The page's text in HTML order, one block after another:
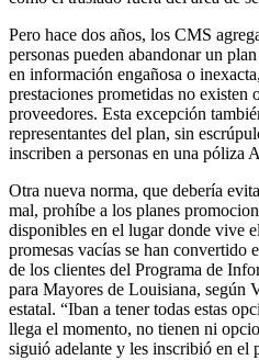
Pero hace dos años, los CMS
personas pueden abandonar un
en información engañosa o
prestaciones prometidas no existen
proveedores. Esta excepción
representantes del plan, sin
inscriben a personas en una póliza
Otra nueva norma, que debería
mal, prohíbe a los planes
disponibles en el lugar donde vive
promesas vacías se han convertido
de los clientes del Programa de
para Mayores de Louisiana, según
estatal. “Iban a tener todas estas
llega el momento, no tienen ni
siguió adelante y les inscribió en el